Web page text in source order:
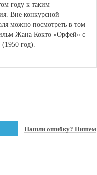
году к таким
Вне конкурсной
можно посмотреть в том
Жана Кокто «Орфей» с
год).
Нашли ошибку? Пишем